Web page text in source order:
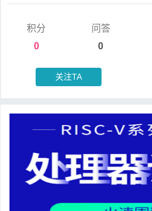
积分
0
问答
0
关注TA